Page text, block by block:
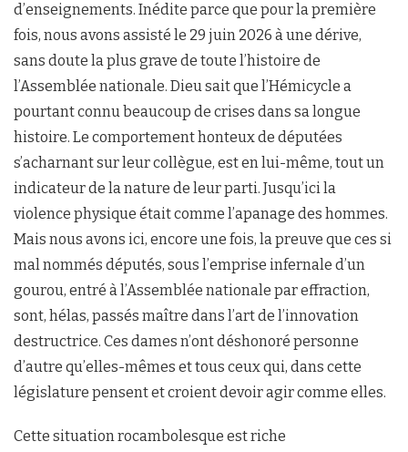
d’enseignements. Inédite parce que pour la première
fois, nous avons assisté le 29 juin 2026 à une dérive,
sans doute la plus grave de toute l’histoire de
l’Assemblée nationale. Dieu sait que l’Hémicycle a
pourtant connu beaucoup de crises dans sa longue
histoire. Le comportement honteux de députées
s’acharnant sur leur collègue, est en lui-même, tout un
indicateur de la nature de leur parti. Jusqu’ici la
violence physique était comme l’apanage des hommes.
Mais nous avons ici, encore une fois, la preuve que ces si
mal nommés députés, sous l’emprise infernale d’un
gourou, entré à l’Assemblée nationale par effraction,
sont, hélas, passés maître dans l’art de l’innovation
destructrice. Ces dames n’ont déshonoré personne
d’autre qu’elles-mêmes et tous ceux qui, dans cette
législature pensent et croient devoir agir comme elles.
Cette situation rocambolesque est riche